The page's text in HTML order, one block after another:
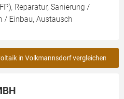
Reparatur, Sanierung /
/ Einbau, Austausch
in Volkmannsdorf vergleichen